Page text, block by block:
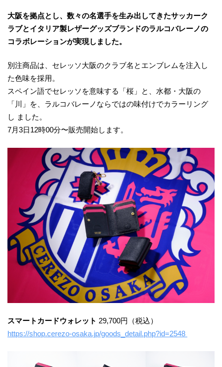
⼤阪を拠点とし、数々の名選⼿を⽣み出してきたサッカーク
ラブとイタリア製レザーグッズブランドのラルコバレーノの
コラボレーションが実現しました。
別注商品は、セレッソ⼤阪のクラブ名とエンブレムを注⼊し
た⾊味を採⽤。
スペイン語でセレッソを意味する「桜」と、⽔都・⼤阪の
「川」を、ラルコバレーノならではの味付けでカラーリング
し ました。
7⽉3⽇12時00分〜販売開始します。
スマートカードウォレット 29,700円（税込）
https://shop.cerezo-osaka.jp/goods_detail.php?id=2548